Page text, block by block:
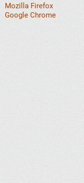
Mozilla Firefox
Google Chrome